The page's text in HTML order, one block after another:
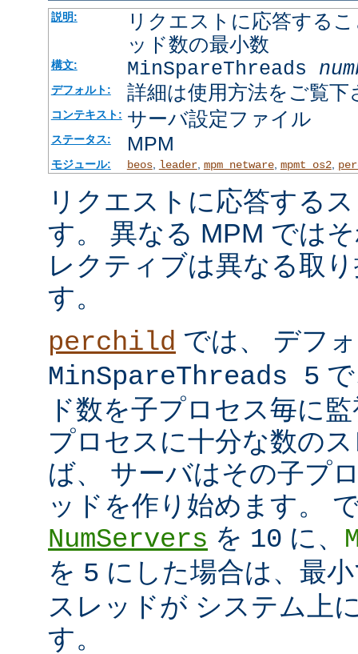
説明:
リクエストに応答する
ッド数の最小数
構文: MinSpareThreads
デフォルト: 詳細は使用方法をご覧下
コンテキスト: サーバ設定ファイル
ステータス: MPM
モジュール: beos, leader, mpm_netware, mpmt_os2,
リクエストに応答する
す。 異なる MPM では
レクティブは異なる取
す。
perchild では、 デフ
MinSpareThreads 5
ド数を子プロセス毎に
プロセスに十分な数の
ば、 サーバはその子プ
ッドを作り始めます。
NumServers を 10 に、
を 5 にした場合は、最
スレッドが システム上
す。